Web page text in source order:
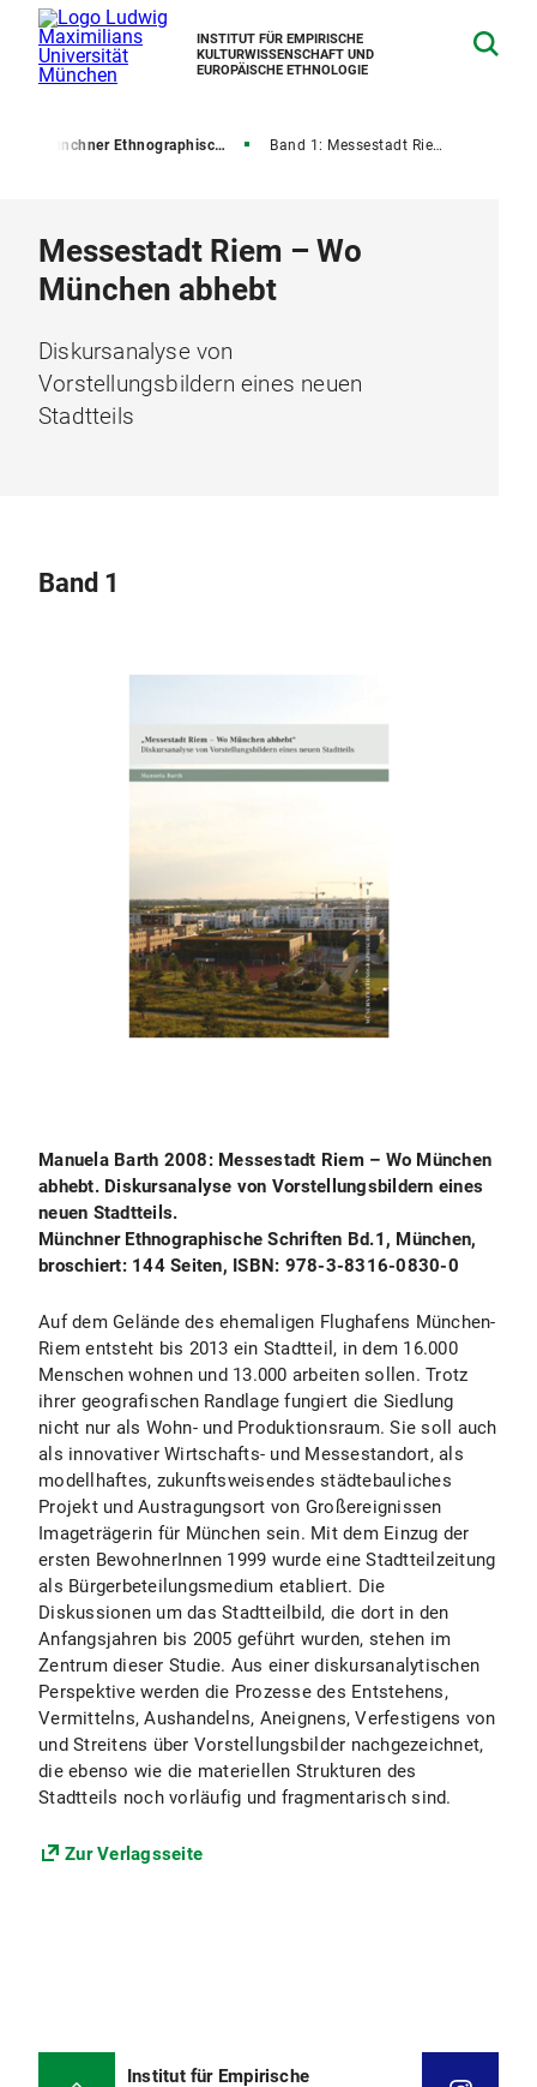
INSTITUT FÜR EMPIRISCHE
KULTURWISSENSCHAFT UND
EUROPÄISCHE ETHNOLOGIE
Münchner Ethnographische Schriften Band 1: Messestadt Riem – Wo München abhebt
Messestadt Riem – Wo
München abhebt
Diskursanalyse von
Vorstellungsbildern eines neuen
Stadtteils
Band 1
Manuela Barth 2008: Messestadt Riem – Wo München
abhebt. Diskursanalyse von Vorstellungsbildern eines
neuen Stadtteils.
Münchner Ethnographische Schriften Bd.1, München,
broschiert: 144 Seiten, ISBN: 978-3-8316-0830-0
Auf dem Gelände des ehemaligen Flughafens München-
Riem entsteht bis 2013 ein Stadtteil, in dem 16.000
Menschen wohnen und 13.000 arbeiten sollen. Trotz
ihrer geografischen Randlage fungiert die Siedlung
nicht nur als Wohn- und Produktionsraum. Sie soll auch
als innovativer Wirtschafts- und Messestandort, als
modellhaftes, zukunftsweisendes städtebauliches
Projekt und Austragungsort von Großereignissen
Imageträgerin für München sein. Mit dem Einzug der
ersten BewohnerInnen 1999 wurde eine Stadtteilzeitung
als Bürgerbeteilungsmedium etabliert. Die
Diskussionen um das Stadtteilbild, die dort in den
Anfangsjahren bis 2005 geführt wurden, stehen im
Zentrum dieser Studie. Aus einer diskursanalytischen
Perspektive werden die Prozesse des Entstehens,
Vermittelns, Aushandelns, Aneignens, Verfestigens von
und Streitens über Vorstellungsbilder nachgezeichnet,
die ebenso wie die materiellen Strukturen des
Stadtteils noch vorläufig und fragmentarisch sind.
Zur Verlagsseite
Institut für Empirische